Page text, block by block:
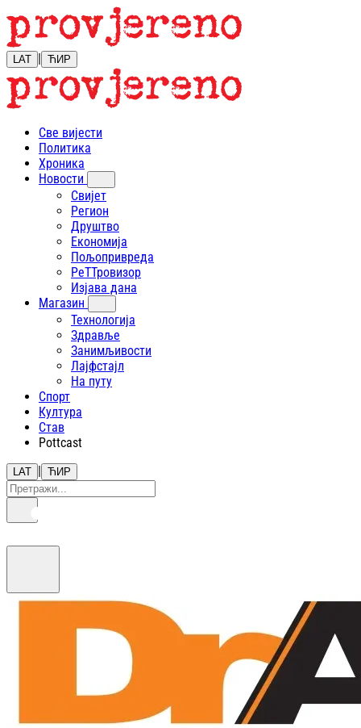
LAT | ЋИР
Све вијести
Политика
Хроника
Новости
Свијет
Регион
Друштво
Економија
Пољопривреда
РеТТровизор
Изјава дана
Магазин
Технологија
Здравље
Занимљивости
Лајфстajл
На путу
Спорт
Култура
Став
Pottcast
LAT | ЋИР